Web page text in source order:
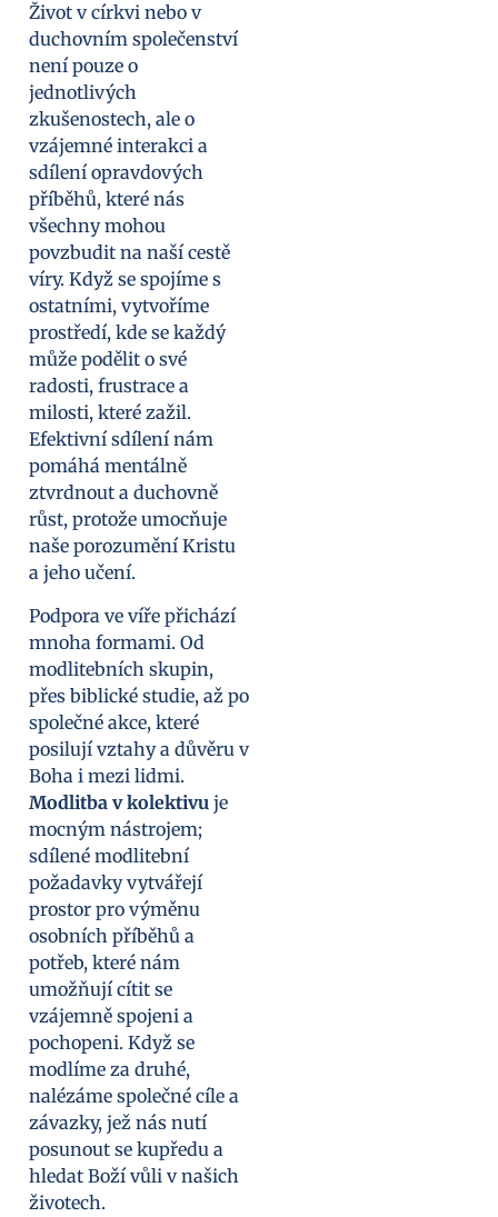
Život v církvi nebo v
duchovním společenství
není pouze o
jednotlivých
zkušenostech, ale o
vzájemné interakci a
sdílení opravdových
příběhů, které nás
všechny mohou
povzbudit na naší cestě
víry. Když se spojíme s
ostatními, vytvoříme
prostředí, kde se každý
může podělit o své
radosti, frustrace a
milosti, které zažil.
Efektivní sdílení nám
pomáhá mentálně
ztvrdnout a duchovně
růst, protože umocňuje
naše porozumění Kristu
a jeho učení.
Podpora ve víře přichází
mnoha formami. Od
modlitebních skupin,
přes biblické studie, až po
společné akce, které
posilují vztahy a důvěru v
Boha i mezi lidmi.
Modlitba v kolektivu je
mocným nástrojem;
sdílené modlitební
požadavky vytvářejí
prostor pro výměnu
osobních příběhů a
potřeb, které nám
umožňují cítit se
vzájemně spojeni a
pochopeni. Když se
modlíme za druhé,
nalézáme společné cíle a
závazky, jež nás nutí
posunout se kupředu a
hledat Boží vůli v našich
životech.